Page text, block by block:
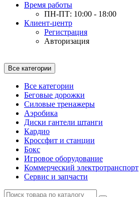
Время работы
ПН-ПТ: 10:00 - 18:00
Клиент-центр
Регистрация
Авторизация
Все категории
Все категории
Беговые дорожки
Силовые тренажеры
Аэробика
Диски гантели штанги
Кардио
Кроссфит и станции
Бокс
Игровое оборудование
Коммерческий электротранспорт
Сервис и запчасти